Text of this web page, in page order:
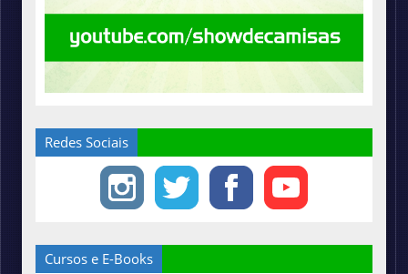
Redes Sociais
Cursos e E-Books